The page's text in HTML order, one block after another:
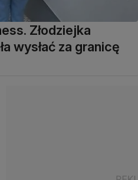
Złodziejka
wysłać za granicę